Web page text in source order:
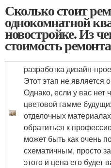
Сколько стоит
однокомнатной
новостройке. Из
стоимость
разработка дизайн-
Этот этап не является
Однако, если у вас нет
цветовой гамме
отделочных
обратиться к
может быть как очень
схематичным, просто
этого и цена его будет